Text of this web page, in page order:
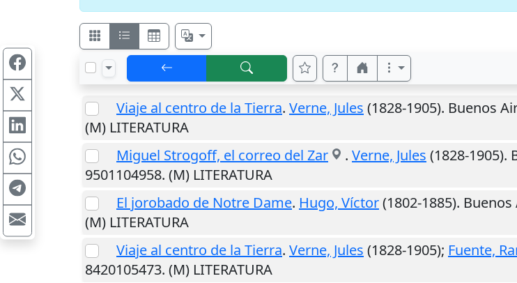
Viaje al centro de la Tierra. Verne, Jules (1828-1905). Buenos
(M) LITERATURA
Miguel Strogoff, el correo del Zar
. Verne, Jules (1828-1905).
9501104958. (M) LITERATURA
El jorobado de Notre Dame. Hugo, Víctor(1802-1885). Buenos
(M) LITERATURA
Viaje al centro de la Tierra. Verne, Jules (1828-1905); Fuente,
8420105473. (M) LITERATURA